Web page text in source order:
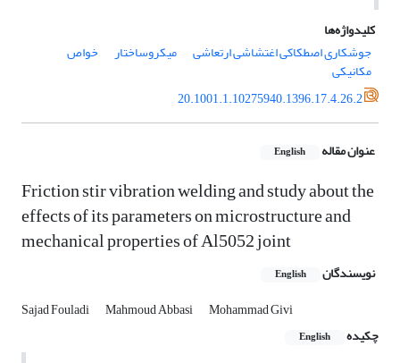
کلیدواژه‌ها
جوشکاری اصطکاکی اغتشاشی ارتعاشی
میکروساختار خواص
مکانیکی
20.1001.1.10275940.1396.17.4.26.2
عنوان مقاله English
Friction stir vibration welding and study about the
effects of its parameters on microstructure and
mechanical properties of Al5052 joint
نویسندگان English
Sajad Fouladi Mahmoud Abbasi
Mohammad Givi
چکیده
English